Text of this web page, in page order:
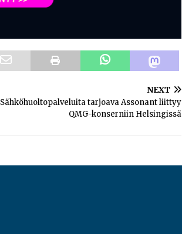
NEXT
Sähköhuoltopalveluita tarjoava Assonant liittyy
QMG-konserniin Helsingissä